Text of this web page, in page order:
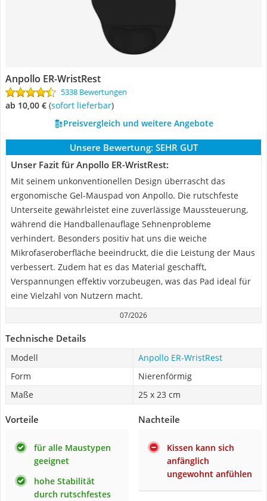
Anpollo ER-WristRest
5338 Bewertungen
ab 10,00 € ( Sofort lieferbar)
Preisvergleich und weitere Angebote
Unsere Bewertung: SEHR GUT
Unser Fazit für Anpollo ER-WristRest:
Mit seinem unkonventionellen Design überrascht das
ergonomische Gel-Mauspad von Anpollo. Die rutschfeste
Unterseite gewährleistet eine zuverlässige Maussteuerung,
während die Handballenauflage Sehnenprobleme
verhindert. Besonders positiv hat uns die weiche
Mikrofaseroberfläche beeindruckt, die die Leistung der Maus
verbessert. Zudem hat es das Material geschafft,
Verspannungen effektiv vorzubeugen, was das Pad ideal für
eine Vielzahl von Nutzern macht.
07/2026
Technische Details
Modell
Anpollo ER-WristRest
Form
Nierenförmig
Maße
25 x 23 cm
Vorteile
für alle Maustypen
geeignet
hohe Stabilität
durch rutschfestes
Nachteile
Kissen kann sich
anfänglich
ungewohnt anfühlen